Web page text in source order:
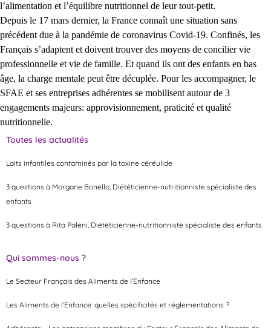
l’alimentation et l’équilibre nutritionnel de leur tout-petit.
Depuis le 17 mars dernier, la France connaît une situation sans
précédent due à la pandémie de coronavirus Covid-19. Confinés, les
Français s’adaptent et doivent trouver des moyens de concilier vie
professionnelle et vie de famille. Et quand ils ont des enfants en bas
âge, la charge mentale peut être décuplée. Pour les accompagner, le
SFAE et ses entreprises adhérentes se mobilisent autour de 3
engagements majeurs: approvisionnement, praticité et qualité
nutritionnelle.
Toutes les actualités
Laits infantiles contaminés par la toxine céréulide
3 questions à Morgane Bonello, Diététicienne-nutritionniste spécialiste des
enfants
3 questions à Rita Paleni, Diététicienne-nutritionniste spécialiste des enfants
Qui sommes-nous ?
Le Secteur Français des Aliments de l’Enfance
Les Aliments de l’Enfance: quelles spécificités et réglementations ?